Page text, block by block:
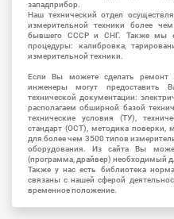
западприбор.
Наш технический отдел
измерительной техники более
бывшего СССР и СНГ. Также мы
процедуры: калибровка,
измерительной техники.
Если Вы можете сделать ремонт
инженеры могут предоставить
технической документации:
располагаем обширной базой
технические условия (ТУ),
стандарт (ОСТ), методика поверки,
для более чем 3500 типов
оборудования. Из сайта Вы
(программа, драйвер) необходимый
Также у нас есть библиотека
связаны с нашей сферой
временное положение.